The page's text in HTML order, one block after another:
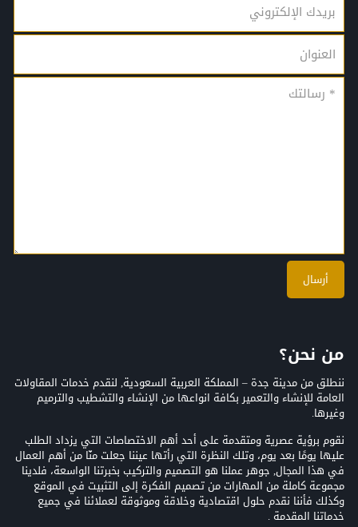
من نحن؟
ننطلق من مدينة جدة – المملكة العربية السعودية, لنقدم خدمات المقاولات
العامة للإنشاء والتعمير بكافة انواعها من الإنشاء والتشطيب والترميم
وغيرها.
نقوم برؤية عصرية ومتقدمة على أحد أهم الاختصاصات التي يزداد الطلب
عليها يومًا بعد يوم، وتلك النظرة التي رأتها عيننا جعلت منّا من أهم العمال
في هذا المجال, جوهر عملنا هو التصميم والتركيب بخبرتنا الواسعة، فلدينا
مجموعة كاملة من المهارات من تصميم الفكرة إلى التثبيت في الموقع
وكذلك فأننا نقدم حلول اقتصادية وخلاقة وموثوقة لعملائنا في جميع
خدماتنا المقدمة .